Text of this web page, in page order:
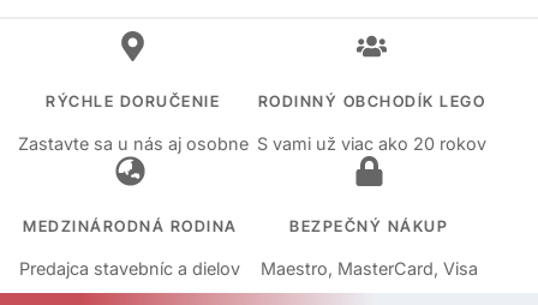
RÝCHLE DORUČENIE
Zastavte sa u nás aj osobne
RODINNÝ OBCHODÍK LEGO
S vami už viac ako 20 rokov
MEDZINÁRODNÁ RODINA
Predajca stavebníc a dielov
BEZPEČNÝ NÁKUP
Maestro, MasterCard, Visa